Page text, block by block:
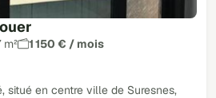
m²
1 150 € / mois
situé en centre ville de Suresnes,